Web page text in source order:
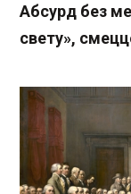
Абсурд без
свету»,